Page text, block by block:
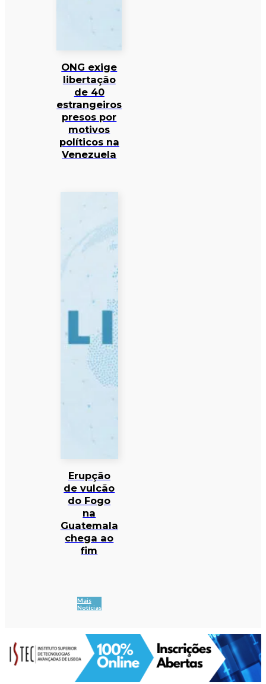
ONG exige
libertação
de 40
estrangeiros
presos por
motivos
políticos na
Venezuela
Erupção
de vulcão
do Fogo
na
Guatemala
chega ao
fim
Mais
Notícias